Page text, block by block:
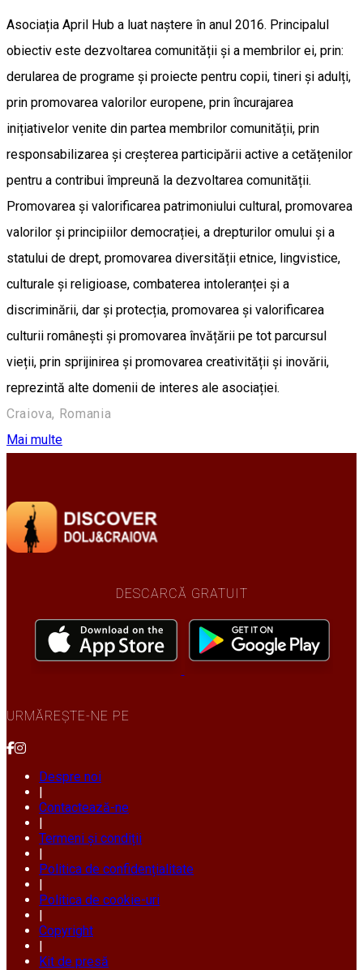
Asociația April Hub a luat naștere în anul 2016. Principalul
obiectiv este dezvoltarea comunității și a membrilor ei, prin:
derularea de programe și proiecte pentru copii, tineri și adulți,
prin promovarea valorilor europene, prin încurajarea
inițiativelor venite din partea membrilor comunității, prin
responsabilizarea și creșterea participării active a cetățenilor
pentru a contribui împreună la dezvoltarea comunității.
Promovarea și valorificarea patrimoniului cultural, promovarea
valorilor și principiilor democrației, a drepturilor omului și a
statului de drept, promovarea diversității etnice, lingvistice,
culturale și religioase, combaterea intoleranței și a
discriminării, dar și protecția, promovarea și valorificarea
culturii românești și promovarea învățării pe tot parcursul
vieții, prin sprijinirea și promovarea creativității și inovării,
reprezintă alte domenii de interes ale asociației.
Craiova, Romania
Mai multe
DESCARCĂ GRATUIT
URMĂREȘTE-NE PE
Despre noi
|
Contactează-ne
|
Termeni și condiții
|
Politica de confidențialitate
|
Politica de cookie-uri
|
Copyright
|
Kit de presă